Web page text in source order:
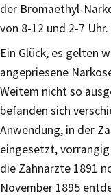
der Bromaethyl-
von 8-12 und 2-7
Ein Glück, es gelten
angepriesene
Weitem nicht so
befanden sich
Anwendung, in der
eingesetzt,
die Zahnärzte 1891
November 1895